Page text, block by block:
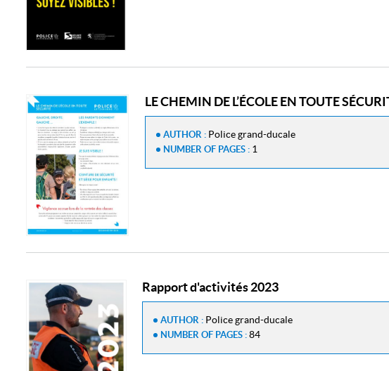
LE CHEMIN DE L’ÉCOLE EN TOUTE
AUTHOR : Police grand-ducale
NUMBER OF PAGES : 1
Rapport d'activités 2023
AUTHOR : Police grand-ducale
NUMBER OF PAGES :84